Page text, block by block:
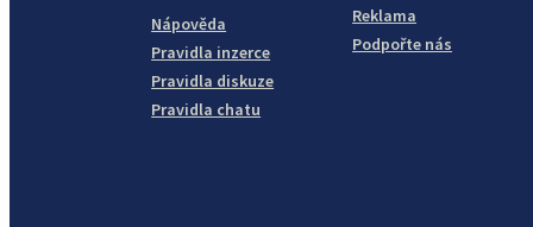
Nápověda
Pravidla inzerce
Pravidla diskuze
Pravidla chatu
Reklama
Podpořte nás